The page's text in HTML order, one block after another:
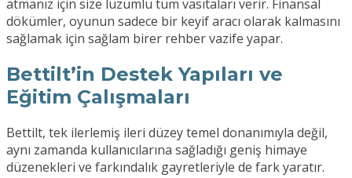
atmanız için size lüzumlu tüm vasıtaları verir. Finansal
dökümler, oyunun sadece bir keyif aracı olarak kalmasını
sağlamak için sağlam birer rehber vazife yapar.
Bettilt’in Destek Yapıları ve
Eğitim Çalışmaları
Bettilt, tek ilerlemiş ileri düzey temel donanımıyla değil,
aynı zamanda kullanıcılarına sağladığı geniş himaye
düzenekleri ve farkındalık gayretleriyle de fark yaratır.